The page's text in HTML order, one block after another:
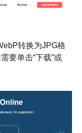
转换为JPG格
要单击“下载”或